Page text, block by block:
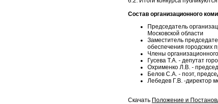
Состав организационного
Председатель
Московской области
Заместитель
обеспечения городских
Члены
Гусева Т.А. - депутат
Охрименко Л.В. -
Белов С.А. - поэт,
Лебедев Г.В. -директор
Скачать Положение и